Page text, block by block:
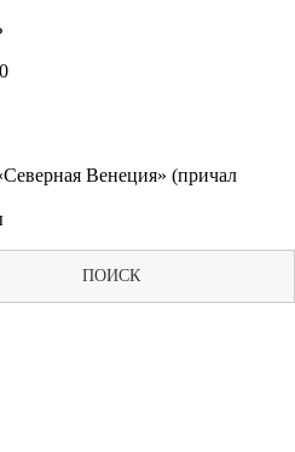
Венеция» (причал
ПОИСК